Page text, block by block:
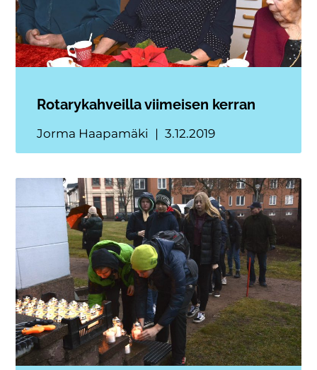
Rotarykahveilla viimeisen kerran
Jorma Haapamäki 3.12.2019